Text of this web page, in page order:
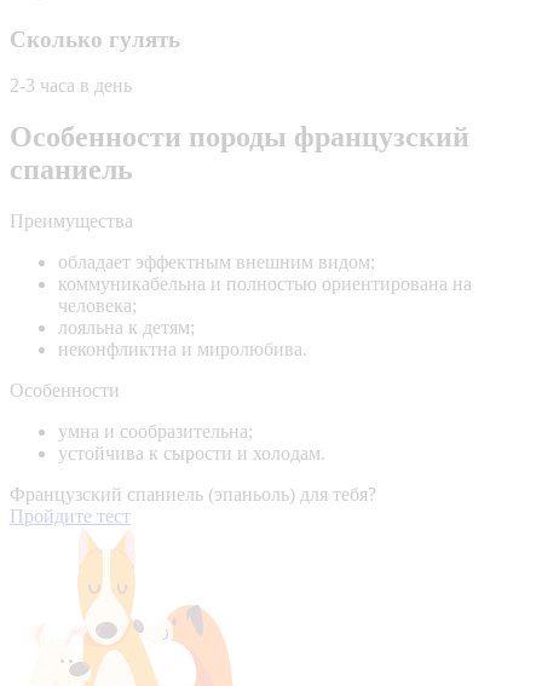
Сколько гулять
2-3 часа в день
Особенности породы французский
спаниель
Преимущества
обладает эффектным внешним видом;
коммуникабельна и полностью ориентирована на
человека;
лояльна к детям;
неконфликтна и миролюбива.
Особенности
умна и сообразительна;
устойчива к сырости и холодам.
Французский спаниель (эпаньоль) для тебя?
Пройдите тест